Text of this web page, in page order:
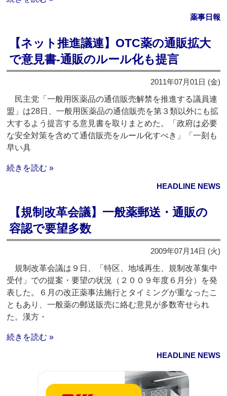
薬事日報
【ネット推進議連】OTC薬の通販拡大
で意見書‐通販のルール化も提言
2011年07月01日 (金)
民主党「一般用医薬品の通信販売解禁を推進する議員連
盟」は28日、一般用医薬品の通信販売を第３類以外にも拡
大するよう提言する意見書を取りまとめた。「政府は必要
な安全対策を含めて通信販売をルール化すべき」「一刻も
早い具
続きを読む »
HEADLINE NEWS
【規制改革会議】一般薬郵送・通販の
容認で要望多数
2009年07月14日 (火)
規制改革会議は９日、「特区、地域再生、規制改革集中
受付」での提案・要望の状況（２００９年度６月分）を発
表した。６月の改正薬事法施行とタイミングが重なったこ
ともあり、一般薬の郵送販売に絡む意見が多数寄せられ
た。漢方・
続きを読む »
HEADLINE NEWS